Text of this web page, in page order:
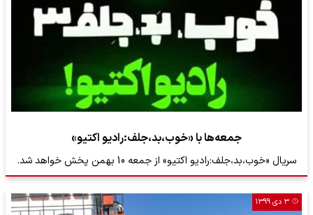
جمعه‌‌ها با «خوب،بد،جلف:رادیو اکتیو»
سریال «خوب،بد،جلف:رادیو اکتیو» از جمعه‌ 10 بهمن پخش خواهد شد.
۳ دی ۱۳۹۹